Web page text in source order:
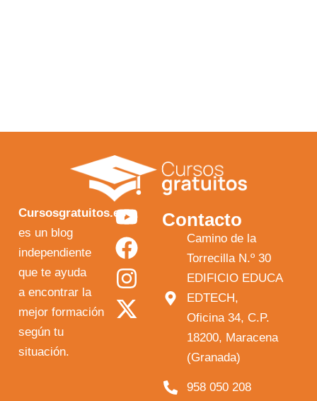
Cursosgratuitos.es
es un blog
independiente
que te ayuda
a encontrar la
mejor formación
según tu
situación.
Y
o
u
t
u
F
a
c
e
b
I
n
s
t
a
X
-
t
w
i
Contacto
Camino de la
Torrecilla N.º 30
EDIFICIO EDUCA
EDTECH,
Oficina 34, C.P.
18200, Maracena
(Granada)
958 050 208